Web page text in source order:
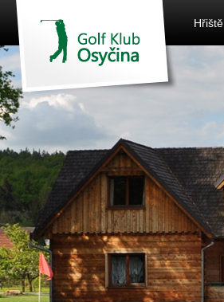
Hřiště